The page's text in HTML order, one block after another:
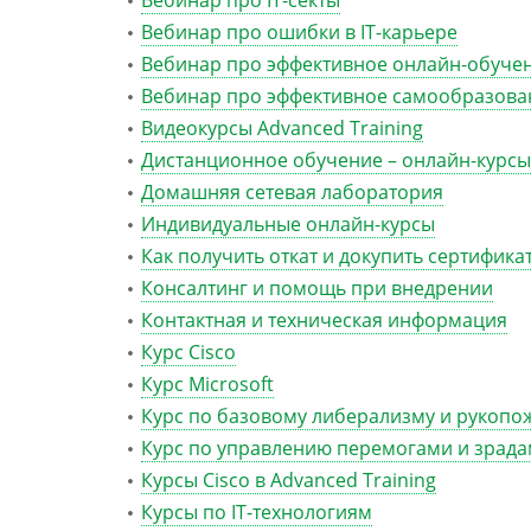
Вебинар про ошибки в IT-карьере
Вебинар про эффективное онлайн-
Вебинар про эффективное
Видеокурсы Advanced Training
Дистанционное обучение – онлайн-курсы
Домашняя сетевая лаборатория
Индивидуальные онлайн-курсы
Как получить откат и докупить
Консалтинг и помощь при внедрении
Контактная и техническая информация
Курс Cisco
Курс Microsoft
Курс по базовому либерализму и
Курс по управлению перемогами и
Курсы Cisco в Advanced Training
Курсы по IT-технологиям